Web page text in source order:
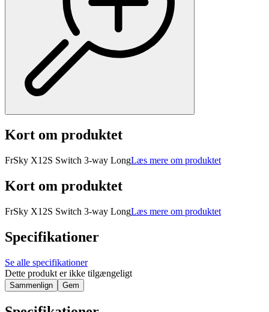
Kort om produktet
FrSky X12S Switch 3-way LongLæs mere om produktet
Kort om produktet
FrSky X12S Switch 3-way LongLæs mere om produktet
Specifikationer
Se alle specifikationer
Dette produkt er ikke tilgængeligt
Sammenlign Gem